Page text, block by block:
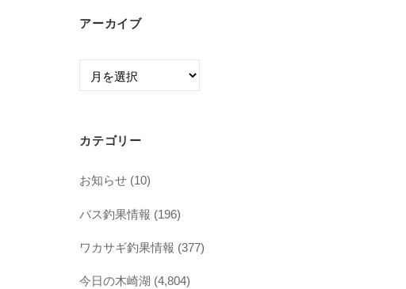
アーカイブ
ア
ブ
カテゴリー
お知らせ (10)
バス釣果情報 (196)
ワカサギ釣果情報 (377)
今日の木崎湖 (4,804)